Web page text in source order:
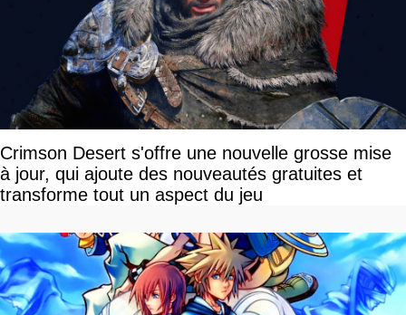
Crimson Desert s'offre une nouvelle grosse mise
à jour, qui ajoute des nouveautés gratuites et
transforme tout un aspect du jeu